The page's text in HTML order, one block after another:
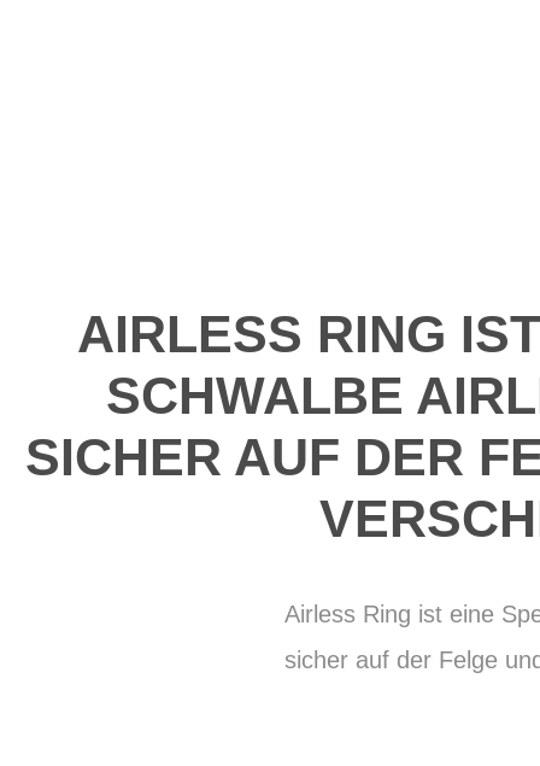
AIRLESS RING
SCHWALBE
SICHER AUF DER
Airless Ring ist eine
sicher auf der Felge